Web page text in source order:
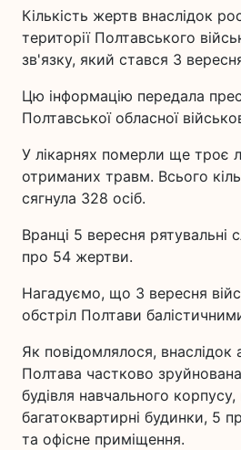
Кількість жертв внаслідок
території Полтавського
зв'язку, який стався 3
Цю інформацію передала
Полтавської обласної
У лікарнях померли ще троє
отриманих травм. Всього
сягнула 328 осіб.
Вранці 5 вересня рятувальні
про 54 жертви.
Нагадуємо, що 3 вересня
обстріл Полтави
Як повідомлялося, внаслідок
Полтава частково
будівля навчального
багатоквартирні будинки, 5
та офісне приміщення.